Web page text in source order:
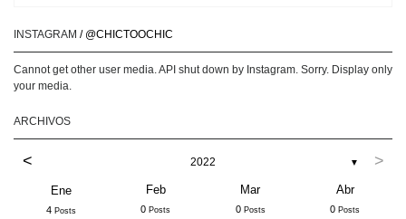
INSTAGRAM / @CHICTOOCHIC
Cannot get other user media. API shut down by Instagram. Sorry. Display only
your media.
ARCHIVOS
< 2022 ▼ >
Ene
4 Posts
Feb
0 Posts
Mar
0 Posts
Abr
0 Posts